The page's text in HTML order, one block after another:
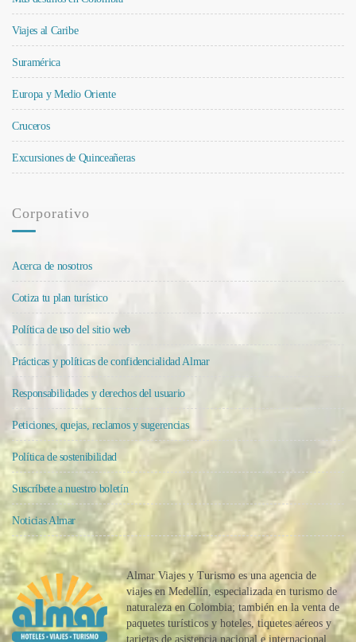
Viajes al Caribe
Suramérica
Europa y Medio Oriente
Cruceros
Excursiones de Quinceañeras
Corporativo
Acerca de nosotros
Cotiza tu plan turístico
Política de uso del sitio web
Prácticas y políticas de confidencialidad Almar
Responsabilidades y derechos del usuario
Peticiones, quejas, reclamos y sugerencias
Política de sostenibilidad
Suscríbete a nuestro boletín
Noticias Almar
Almar Viajes y Turismo es una agencia de
viajes en Medellín, especializada en turismo de
naturaleza en Colombia; también en la venta de
paquetes turísticos y hoteles, tiquetes aéreos y
tarjetas de asistencia nacional e internacional.